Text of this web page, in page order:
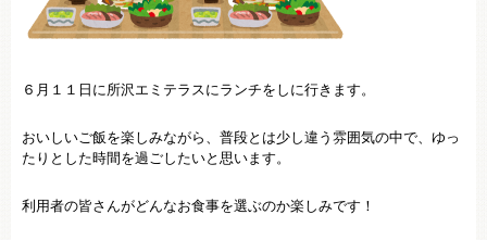
６月１１日に所沢エミテラスにランチをしに行きます。
おいしいご飯を楽しみながら、普段とは少し違う雰囲気の中で、ゆっ
たりとした時間を過ごしたいと思います。
利用者の皆さんがどんなお食事を選ぶのか楽しみです！